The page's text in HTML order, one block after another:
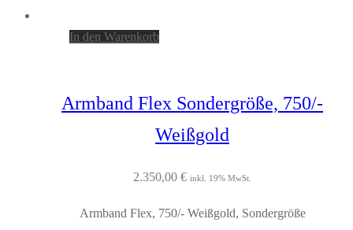
In den Warenkorb
Armband Flex Sondergröße, 750/-
Weißgold
2.350,00 € inkl. 19% MwSt.
Armband Flex, 750/- Weißgold, Sondergröße